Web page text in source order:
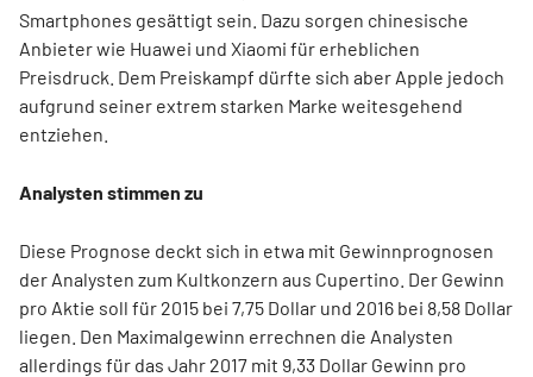
Smartphones gesättigt sein. Dazu sorgen chinesische
Anbieter wie Huawei und Xiaomi für erheblichen
Preisdruck. Dem Preiskampf dürfte sich aber Apple jedoch
aufgrund seiner extrem starken Marke weitesgehend
entziehen.
Analysten stimmen zu
Diese Prognose deckt sich in etwa mit Gewinnprognosen
der Analysten zum Kultkonzern aus Cupertino. Der Gewinn
pro Aktie soll für 2015 bei 7,75 Dollar und 2016 bei 8,58 Dollar
liegen. Den Maximalgewinn errechnen die Analysten
allerdings für das Jahr 2017 mit 9,33 Dollar Gewinn pro